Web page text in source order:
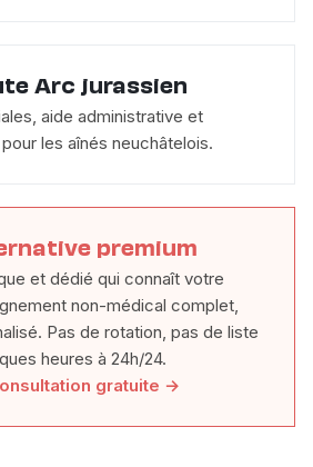
Arc jurassien
aide administrative et
les aînés neuchâtelois.
premium
et dédié qui connaît votre
non-médical complet,
Pas de rotation, pas de liste
heures à 24h/24.
gratuite →